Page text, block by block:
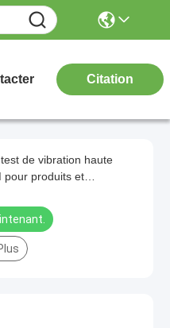
Citation
de vibration haute
pour produits et